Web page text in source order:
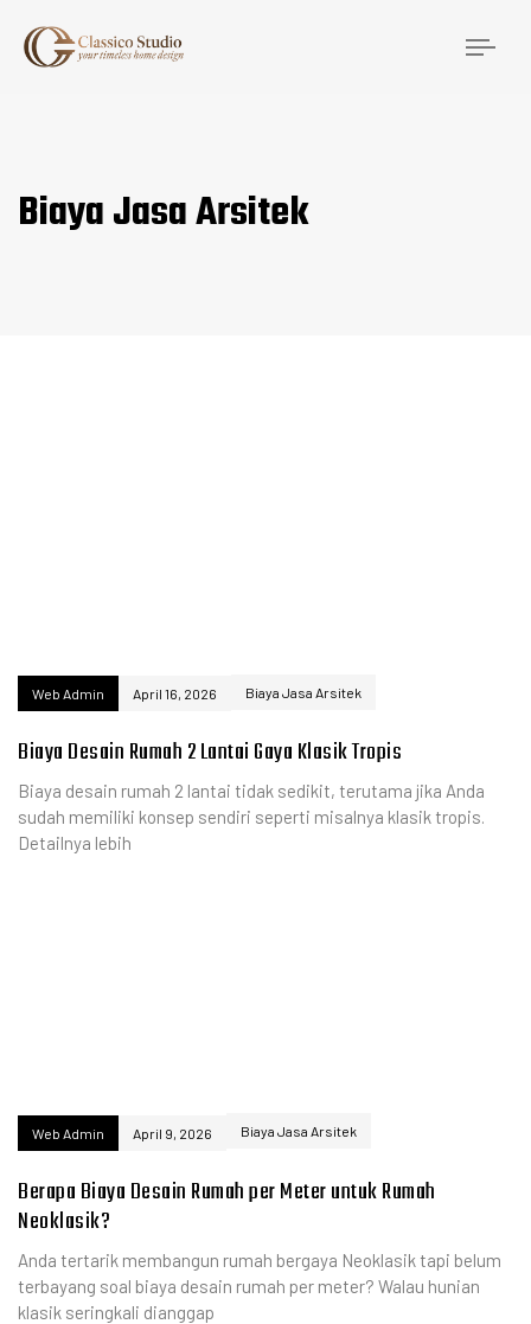
Biaya Jasa Arsitek
Web Admin April 16, 2026 Biaya Jasa Arsitek
Biaya Desain Rumah 2 Lantai Gaya Klasik Tropis
Biaya desain rumah 2 lantai tidak sedikit, terutama jika Anda
sudah memiliki konsep sendiri seperti misalnya klasik tropis.
Detailnya lebih
Web Admin April 9, 2026 Biaya Jasa Arsitek
Berapa Biaya Desain Rumah per Meter untuk Rumah
Neoklasik?
Anda tertarik membangun rumah bergaya Neoklasik tapi belum
terbayang soal biaya desain rumah per meter? Walau hunian
klasik seringkali dianggap